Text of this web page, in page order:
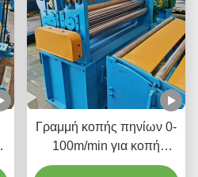
Γραμμή κοπής πηνίων 0-
100m/min για κοπή
μεγάλων μεταλλικών